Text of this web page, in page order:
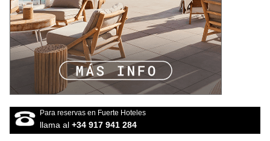
Para reservas en Fuerte Hoteles
llama al +34 917 941 284